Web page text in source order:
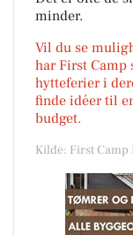
minder.
Vil du se
har First
hytteferier i
finde idéer til
budget.
Kilde: First Camp